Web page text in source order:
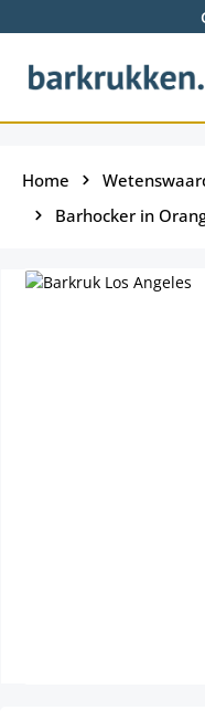
Home
Barhocker in